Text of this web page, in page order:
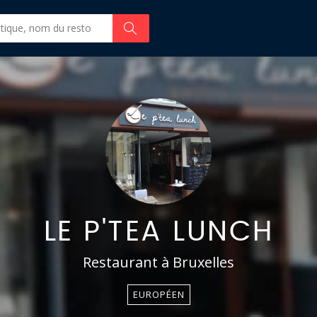
LE P'TEA LUNCH
Restaurant à Bruxelles
EUROPÉEN